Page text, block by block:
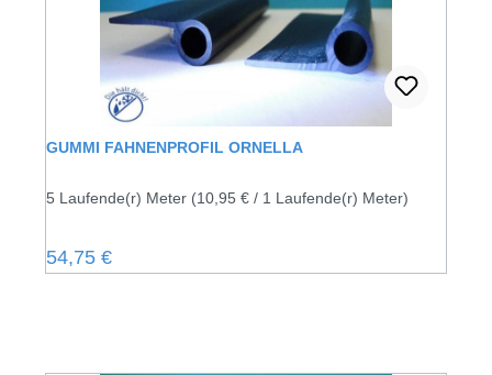
GUMMI FAHNENPROFIL ORNELLA
5 Laufende(r) Meter (10,95 € / 1 Laufende(r) Meter)
Regulärer Preis:
54,75 €